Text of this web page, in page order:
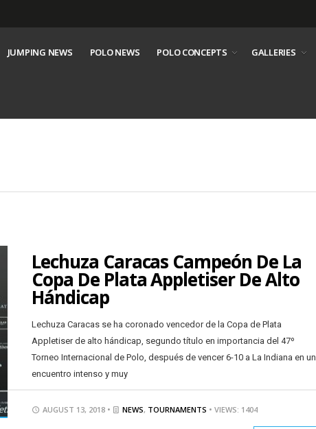
JUMPING NEWS POLO NEWS POLO CONCEPTS GALLERIES
Lechuza Caracas Campeón De La
Copa De Plata Appletiser De Alto
Hándicap
Lechuza Caracas se ha coronado vencedor de la Copa de Plata
Appletiser de alto hándicap, segundo título en importancia del 47º
Torneo Internacional de Polo, después de vencer 6-10 a La Indiana en un
encuentro intenso y muy
AUGUST 13, 2018 • NEWS, TOURNAMENTS • VIEWS: 1404